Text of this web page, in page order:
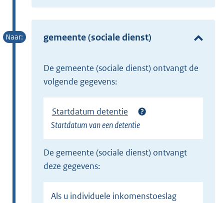
x
t
e
e
i
)
gemeente (sociale dienst)
de gemeente (sociale dienst) ontvangt de
volgende gegevens:
Startdatum detentie
Startdatum van een detentie
de gemeente (sociale dienst) ontvangt
deze gegevens:
Als u individuele inkomenstoeslag